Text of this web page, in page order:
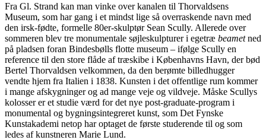
Fra Gl. Strand kan man vinke over kanalen til Thorvaldsens
Museum, som har gang i et mindst lige så overraskende navn med
den irsk-fødte, formelle 80er-skulptør Sean Scully. Allerede over
sommeren blev tre monumentale søjleskulpturer i egetræ beametned
på pladsen foran Bindesbølls flotte museum – ifølge Scully en
reference til den store flåde af træskibe i Københavns Havn, der bød
Bertel Thorvaldsen velkommen, da den berømte billedhugger
vendte hjem fra Italien i 1838. Kunsten i det offentlige rum kommer
i mange afskygninger og ad mange veje og vildveje. Måske Scullys
kolosser er et studie værd for det nye post-graduate-program i
monumental og bygningsintegreret kunst, som Det Fynske
Kunstakademi netop har optaget de første studerende til og som
ledes af kunstneren Marie Lund.